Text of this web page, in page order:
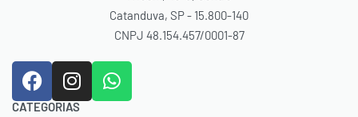
Catanduva, SP - 15.800-140
CNPJ 48.154.457/0001-87
CATEGORIAS